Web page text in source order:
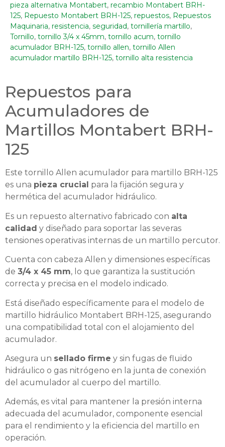
pieza alternativa Montabert, recambio Montabert BRH-
125, Repuesto Montabert BRH-125, repuestos, Repuestos
Maquinaria, resistencia, seguridad, tornillería martillo,
Tornillo, tornillo 3/4 x 45mm, tornillo acum, tornillo
acumulador BRH-125, tornillo allen, tornillo Allen
acumulador martillo BRH-125, tornillo alta resistencia
Repuestos para
Acumuladores de
Martillos Montabert BRH-
125
Este tornillo Allen acumulador para martillo BRH-125
es una pieza crucial para la fijación segura y
hermética del acumulador hidráulico.
Es un repuesto alternativo fabricado con alta
calidad y diseñado para soportar las severas
tensiones operativas internas de un martillo percutor.
Cuenta con cabeza Allen y dimensiones específicas
de 3/4 x 45 mm, lo que garantiza la sustitución
correcta y precisa en el modelo indicado.
Está diseñado específicamente para el modelo de
martillo hidráulico Montabert BRH-125, asegurando
una compatibilidad total con el alojamiento del
acumulador.
Asegura un sellado firme y sin fugas de fluido
hidráulico o gas nitrógeno en la junta de conexión
del acumulador al cuerpo del martillo.
Además, es vital para mantener la presión interna
adecuada del acumulador, componente esencial
para el rendimiento y la eficiencia del martillo en
operación.